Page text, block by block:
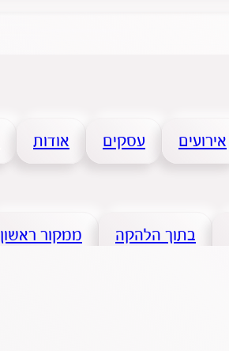
אירועים עסקים אודות
בתוך הלהקה ממקור ראשון